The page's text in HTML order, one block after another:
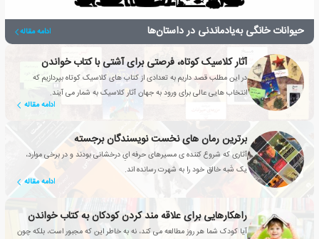
حیوانات خانگی به‌یادماندنی در داستان‌ها ادامه مقاله
آثار کلاسیک کوتاه، فرصتی برای آشتی با کتاب خواندن
در این مطلب قصد داریم به تعدادی از کتاب های کلاسیک کوتاه بپردازیم که
انتخاب هایی عالی برای ورود به جهان آثار کلاسیک به شمار می آیند.
ادامه مقاله
برترین رمان های نخست نویسندگان برجسته
آثاری که شروع کننده ی مسیرهای حرفه ایِ درخشانی بودند و در برخی موارد،
یک شَبه خالق خود را به شهرت رسانده اند.
ادامه مقاله
راهکارهایی برای علاقه مند کردن کودکان به کتاب خواندن
آیا کودک شما هر روز مطالعه می کند، نه به خاطر این که مجبور است، بلکه چون